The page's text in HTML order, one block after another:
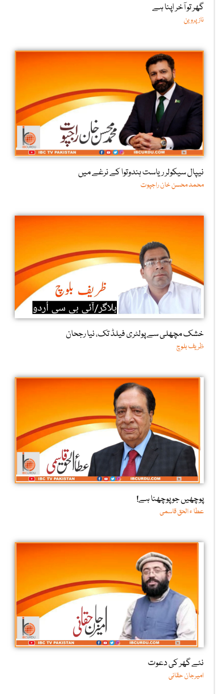
گھر تو آخر اپنا ہے
ناز پروین
نیپال سیکولر ریاست ہندوتوا کے نرغے میں
محمد محسن خان راجپوت
خشک مچھلی سے پولٹری فیلڈ تک، نیا رجحان
ظریف بلوچ
پوچھیں جو پوچھنا ہے!
عطا ء الحق قاسمی
نئے گھر کی دعوت
امیرجان حقانی